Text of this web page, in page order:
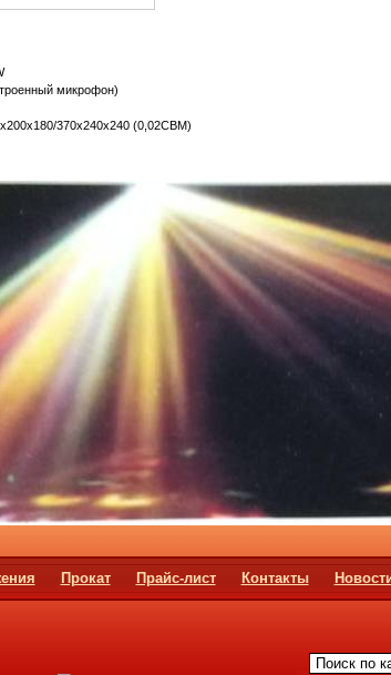
микрофон)
370х240х240 (0,02CBM)
Прокат Прайс-лист Контакты